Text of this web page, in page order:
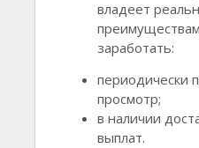
владеет
заработать:
периодически
просмотр;
в наличии
выплат.